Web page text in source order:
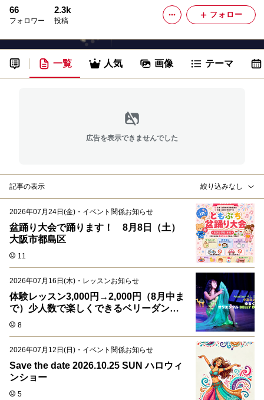
66
フォロワー
2.3k
投稿
フォロー
一覧 人気 画像 テーマ
広告を表示できませんでした
記事の表示 絞り込みなし
2026年07月24日(金) ・ イベント関係お知らせ
盆踊り大会で踊ります！ 8月8日（土）
大阪市都島区
11
2026年07月16日(木) ・ レッスンお知らせ
体験レッスン3,000円→2,000円（8月中ま
で）少人数で楽しくできるベリーダン
ス、ゆるヨガ
8
2026年07月12日(日) ・ イベント関係お知らせ
Save the date 2026.10.25 SUN ハロウィ
ンショー
5